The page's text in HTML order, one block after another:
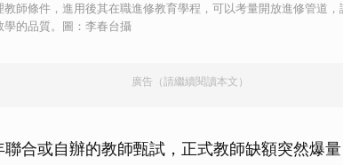
師條件，進用後其在職進修教育學程，可以考量開放進修管道
的品質。圖：李春台攝
廣告（請繼續閱讀本文）
合或自辦的教師甄試，正式教師缺額突然爆